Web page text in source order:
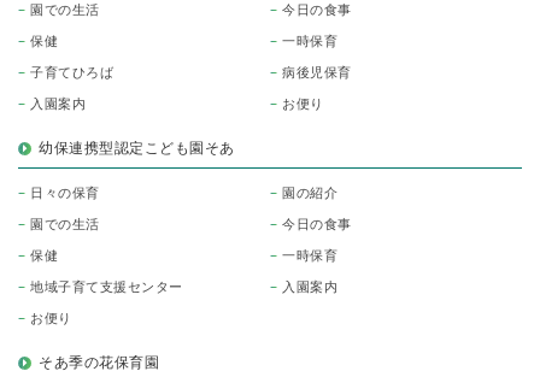
園での生活 今日の食事
保健 一時保育
子育てひろば 病後児保育
入園案内 お便り
幼保連携型認定こども園そあ
日々の保育 園の紹介
園での生活 今日の食事
保健 一時保育
地域子育て支援センター 入園案内
お便り
そあ季の花保育園